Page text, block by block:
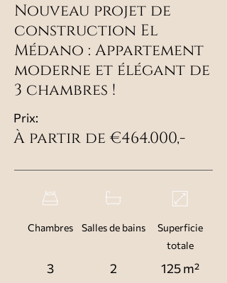
Nouveau projet de
construction El
Médano : Appartement
moderne et élégant de
3 chambres !
Prix:
À partir de €464.000,-
Chambres Salles de bains
3 2
Superficie
totale
125 m²